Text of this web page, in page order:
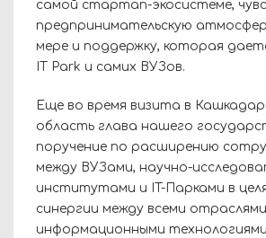
самой стартап-экосистеме,
предпринимательскую
мере и поддержку, которая
IT
Park и самих ВУЗов.
Еще во время визита в
область глава нашего
поручение по расширению
между ВУЗами, научно-
институтами и IT-Парками в
синергии между всеми
информационными